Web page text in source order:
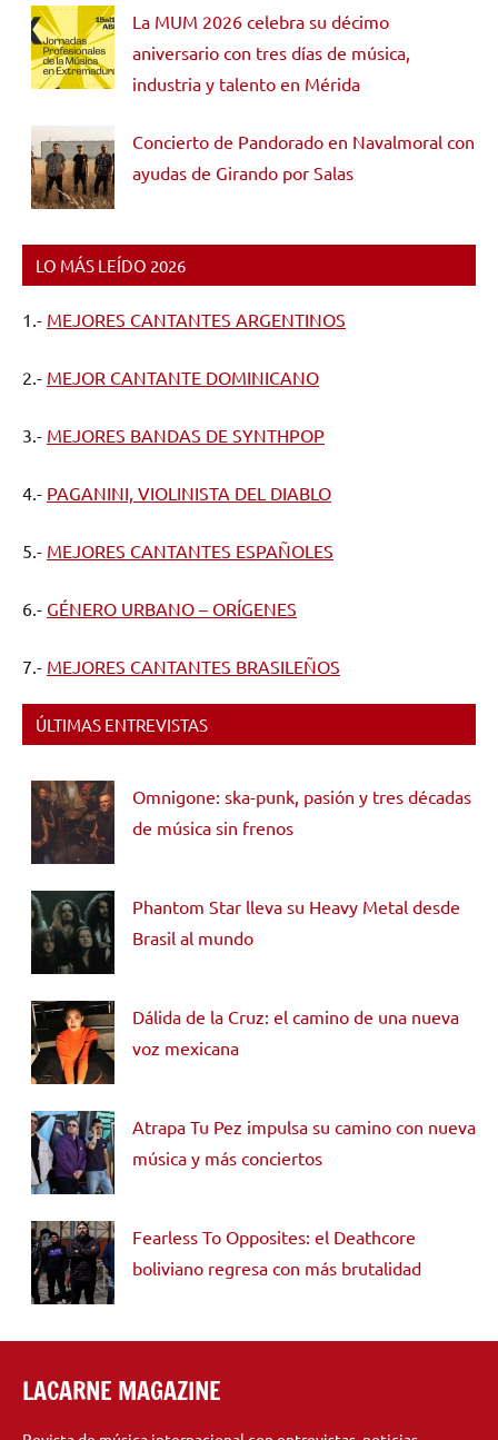
La MUM 2026 celebra su décimo
aniversario con tres días de música,
industria y talento en Mérida
Concierto de Pandorado en Navalmoral con
ayudas de Girando por Salas
LO MÁS LEÍDO 2026
1.- MEJORES CANTANTES ARGENTINOS
2.- MEJOR CANTANTE DOMINICANO
3.- MEJORES BANDAS DE SYNTHPOP
4.- PAGANINI, VIOLINISTA DEL DIABLO
5.- MEJORES CANTANTES ESPAÑOLES
6.- GÉNERO URBANO – ORÍGENES
7.- MEJORES CANTANTES BRASILEÑOS
ÚLTIMAS ENTREVISTAS
Omnigone: ska-punk, pasión y tres décadas
de música sin frenos
Phantom Star lleva su Heavy Metal desde
Brasil al mundo
Dálida de la Cruz: el camino de una nueva
voz mexicana
Atrapa Tu Pez impulsa su camino con nueva
música y más conciertos
Fearless To Opposites: el Deathcore
boliviano regresa con más brutalidad
LACARNE MAGAZINE